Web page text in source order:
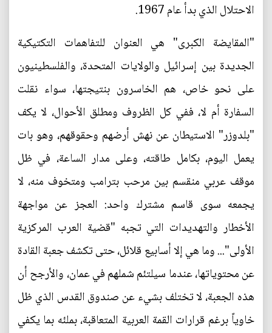
الاحتلال الذي بدأ عام 1967.
"المقايضة الكبرى" هي العنوان للتفاهمات التكتيكية
الجديدة بين إسرائيل والولايات المتحدة، والفلسطينيون
على نحو خاص، هم الخاسرون بنتيجتها، سواء نقلت
السفارة أم لا، ففي كل الظروف ومطلق الأحوال، لا يكف
"بلدوزر" الاستيطان عن نهش أرضهم وحقوقهم، وهو بات
يعمل اليوم، بكامل طاقته، وعلى مدار الساعة، في ظل
موقف عربي منقسم بين مرحب بترامب ومتخوف منه، لا
يجمعه سوى قاسم مشترك واحد: العجز عن مواجهة
الأخطار والتهديدات التي تجبه "قضية العرب المركزية
الأولى"... وما هي إلا أسابيع قلائل، حتى تكشف جعبة القادة
عن محتوياتها، عندما سيلتئم شملهم في عمان، والأرجح أن
هذه الجعبة، لا تختلف بشيء عن صندوق القدس الذي ظل
خاوياً برغم قرارات القمة العربية المتعاقبة، بملئه بما يكفي